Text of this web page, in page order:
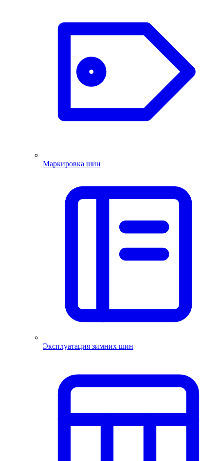
Маркировка шин
Эксплуатация зимних шин